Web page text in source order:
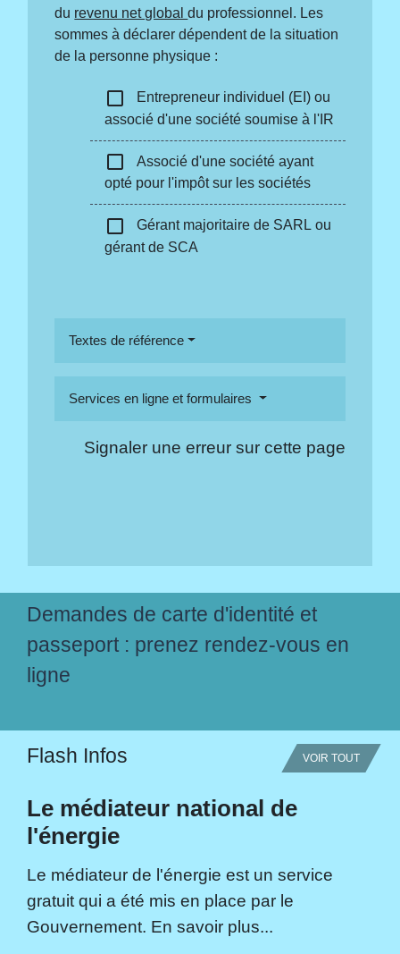
du revenu net globaldu professionnel. Les
sommes à déclarer dépendent de la situation
de la personne physique :
check_box_outline_blank
Entrepreneur individuel (EI) ou
associé d'une société soumise à l'IR
check_box_outline_blank
Associé d'une société ayant
opté pour l'impôt sur les sociétés
check_box_outline_blank
Gérant majoritaire de SARL ou
gérant de SCA
Textes de référence
Services en ligne et formulaires
Signaler une erreur sur cette page
Demandes de carte d'identité et
passeport : prenez rendez-vous en
ligne
Flash Infos VOIR TOUT
Le médiateur national de
l'énergie
Le médiateur de l'énergie est un service
gratuit qui a été mis en place par le
Gouvernement. En savoir plus...